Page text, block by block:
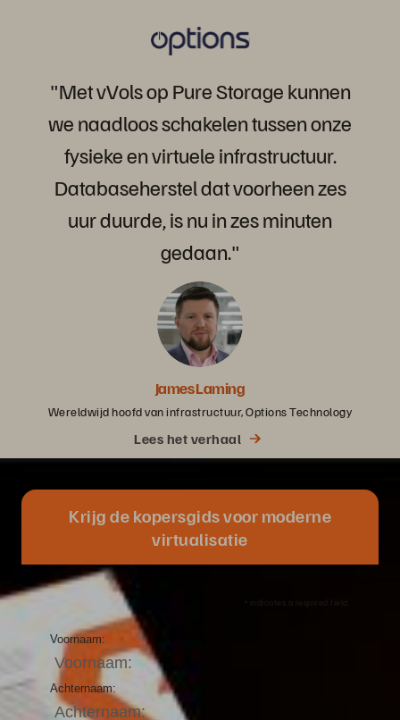
"MetvVolsop PureStorage kunnen
we naadloosschakelentussenonze
fysiekeenvirtuele infrastructuur.
Databasehersteldatvoorheen zes
uurduurde, isnu in zesminuten
gedaan."
James Laming
Wereldwijd hoofd van infrastructuur, Options Technology
Lees het verhaal
Krijg de kopersgids voor moderne
virtualisatie
Voornaam:
Achternaam: